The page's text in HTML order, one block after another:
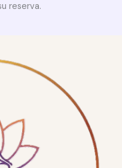
reserva.